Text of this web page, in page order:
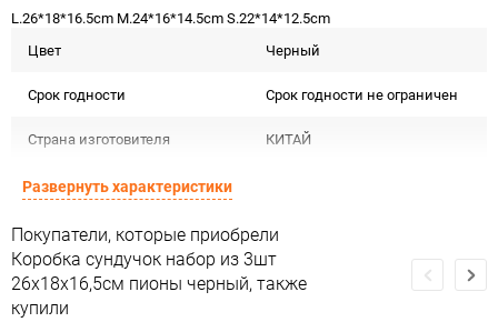
L.26*18*16.5cm M.24*16*14.5cm S.22*14*12.5cm
Цвет
Черный
Срок годности Срок годности не ограничен
Страна изготовителя КИТАЙ
Предназначение товара
Сертификация
Подлежит декларации о
соответствии ЕАС
Особые условия Особых условий не требует
Развернуть характеристики
Покупатели, которые приобрели
Коробка сундучок набор из 3шт
26x18x16,5см пионы черный, также
купили